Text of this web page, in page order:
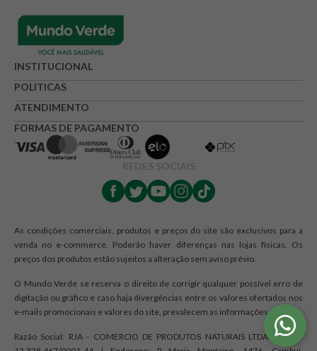
Avalie o produto de 1 até 5 estrelas
★★★☆
Endereço de e-mail
ENVIAR AVALIAÇÃO
INSTITUCIONAL
POLITICAS
ATENDIMENTO
FORMAS DE PAGAMENTO
REDES SOCIAIS
As condições comerciais, produtos e preços do site são exclusivos para a
venda no e-commerce. Poderão haver diferenças nas lojas físicas. Os
preços dos produtos estão sujeitos a alteração sem aviso prévio.
O Mundo Verde se reserva o direito de corrigir qualquer possível erro de
digitação ou gráfico e caso haja divergências entre os valores ofertados nos
e-mails promocionais e valores do site, prevalecem as informações do site.
Razão Social: RJA - COMERCIO DE PRODUTOS NATURAIS LTDA. | CNPJ: